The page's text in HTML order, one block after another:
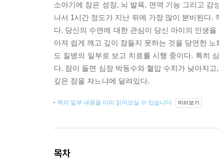
소아기에 잠은 성장, 뇌 발육, 면역 기능 그리고
나서 1시간 정도가 지난 뒤에 가장 많이 분비된다.
다. 당신의 수면에 대한 관심이 당신 아이의 인생
아져 쉽게 깨고 깊이 잠들지 못하는 것을 당연한
도 질병의 일부로 보고 치료를 시행 중이다. 특히
다. 잠이 들면 심장 박동수와 혈압 수치가 낮아지
깊은 잠을 자느냐에 달려있다.
책의 일부 내용을 미리 읽어보실 수 있습니다. 미리보기
목차